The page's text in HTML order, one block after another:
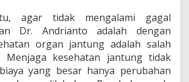
agar tidak mengalami gagal
Dr. Andrianto adalah dengan
organ jantung adalah salah
Menjaga kesehatan jantung tidak
yang besar hanya perubahan